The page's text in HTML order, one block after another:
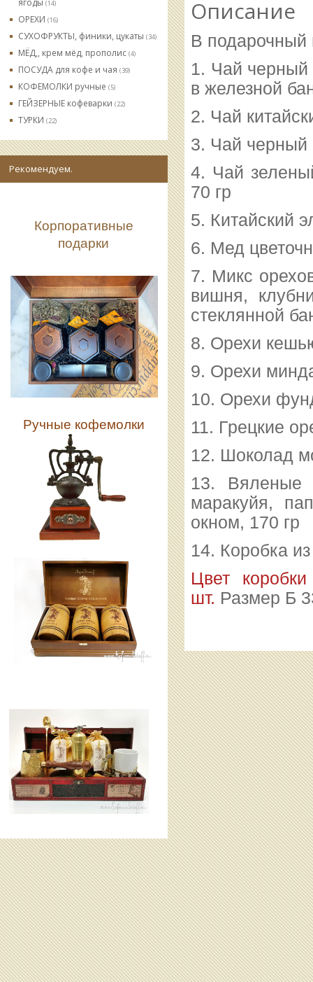
ягоды (14)
ОРЕХИ (16)
СУХОФРУКТЫ, финики, цукаты (34)
МЁД,, крем мёд, прополис (4)
ПОСУДА для кофе и чая (39)
КОФЕМОЛКИ ручные (5)
ГЕЙЗЕРНЫЕ кофеварки (22)
ТУРКИ (22)
Рекомендуем.
Корпоративные
подарки
Ручные кофемолки
Описание
В подарочный
1. Чай черный
в железной
2. Чай
3. Чай черный
4. Чай
70 гр
5. Китайский
6. Мед
7. Микс
вишня,
стеклянной
8. Орехи
9. Орехи
10. Орехи
11. Грецкие
12. Шоколад
13. Вяленые
маракуйя,
окном, 170 гр
14. Коробка
Цвет
шт. Размер Б